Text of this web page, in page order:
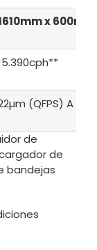
x
(QFPS) A
de
de
bandejas